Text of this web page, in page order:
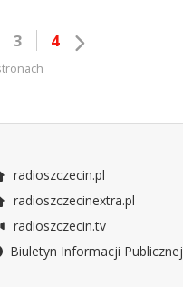
3 4
radioszczecin.pl
radioszczecinextra.pl
radioszczecin.tv
Biuletyn Informacji Publicznej